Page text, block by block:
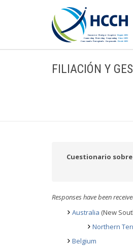
FILIACIÓN Y
Cuestionario
Responses have been
Australia (New
Northern
Belgium